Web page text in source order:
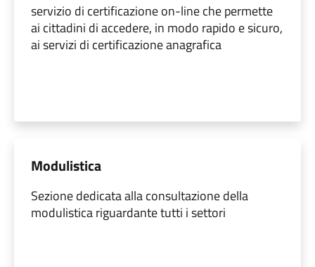
servizio di certificazione on-line che permette
ai cittadini di accedere, in modo rapido e sicuro,
ai servizi di certificazione anagrafica
Modulistica
Sezione dedicata alla consultazione della
modulistica riguardante tutti i settori